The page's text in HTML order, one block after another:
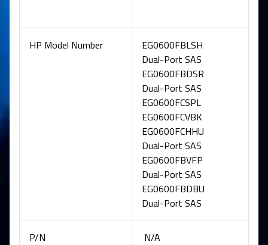
HP Model Number
EG0600FBLSH
Dual-Port SAS
EG0600FBDSR
Dual-Port SAS
EG0600FCSPL
EG0600FCVBK
EG0600FCHHU
Dual-Port SAS
EG0600FBVFP
Dual-Port SAS
EG0600FBDBU
Dual-Port SAS
P/N N/A